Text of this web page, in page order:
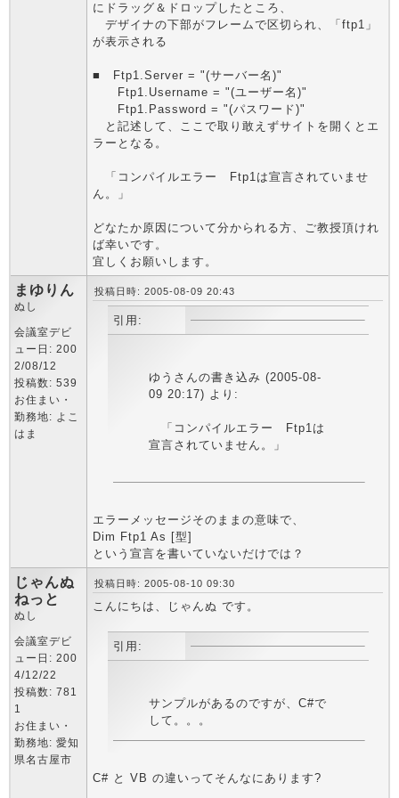
にドラッグ＆ドロップしたところ、
デザイナの下部がフレームで区切られ、「ftp1」
が表示される
■ Ftp1.Server = "(サーバー名)"
Ftp1.Username = "(ユーザー名)"
Ftp1.Password = "(パスワード)"
と記述して、ここで取り敢えずサイトを開くとエ
ラーとなる。
「コンパイルエラー Ftp1は宣言されていませ
ん。」
どなたか原因について分かられる方、ご教授頂けれ
ば幸いです。
宜しくお願いします。
まゆりん
ぬし
会議室デビ
ュー日: 200
2/08/12
投稿数: 539
お住まい・
勤務地: よこ
はま
投稿日時: 2005-08-09 20:43
引用:
ゆうさんの書き込み (2005-08-
09 20:17) より:
「コンパイルエラー Ftp1は
宣言されていません。」
エラーメッセージそのままの意味で、
Dim Ftp1 As [型]
という宣言を書いていないだけでは？
じゃんぬ
ねっと
ぬし
会議室デビ
ュー日: 200
4/12/22
投稿数: 781
1
お住まい・
勤務地: 愛知
県名古屋市
投稿日時: 2005-08-10 09:30
こんにちは、じゃんぬ です。
引用:
サンプルがあるのですが、C#で
して。。。
C# と VB の違いってそんなにあります?